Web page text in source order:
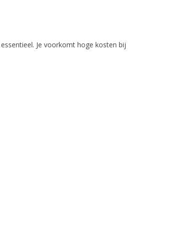
essentieel. Je voorkomt hoge kosten bij